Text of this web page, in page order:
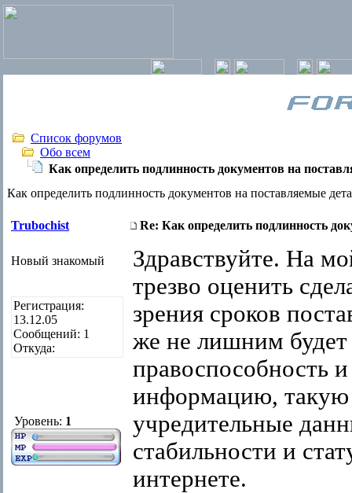
Список форумов
Обо всем
Как определить подлинность документов на
Как определить подлинность документов на поставляемые
Trubochist Re: Как определить подлинность
Новый знакомый
Регистрация:
13.12.05
Сообщений: 1
Откуда:
Уровень: 1
Здравствуйте. На
трезво оценить
зрения сроков
же не лишним будет
правоспособность
информацию, такую
учредительные
стабильности и
интернете.